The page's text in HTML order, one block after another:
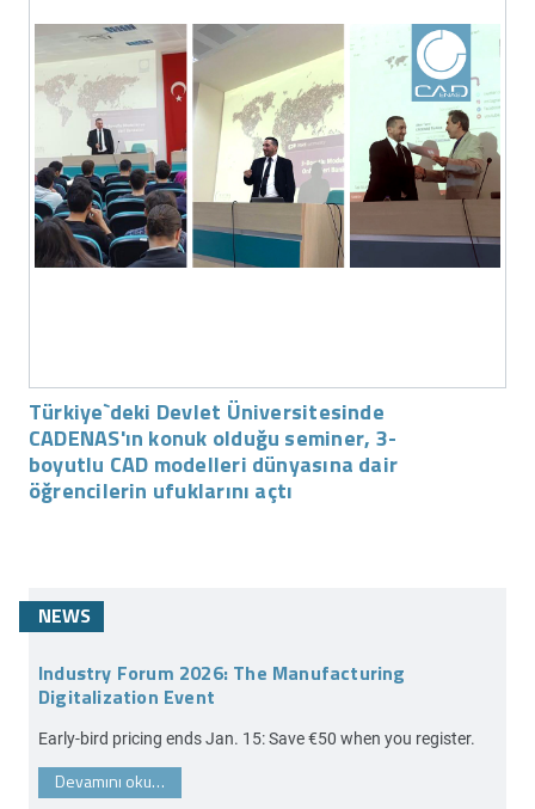
Türkiye`deki Devlet Üniversitesinde
CADENAS'ın konuk olduğu seminer, 3-
boyutlu CAD modelleri dünyasına dair
öğrencilerin ufuklarını açtı
NEWS
Industry Forum 2026: The Manufacturing
Digitalization Event
Early-bird pricing ends Jan. 15: Save €50 when you register.
Devamını oku…